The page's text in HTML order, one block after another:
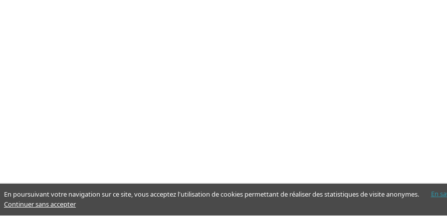
En poursuivant votre navigation sur ce site, vous acceptez l'utilisation de cookies permettant de réaliser des statistiques de visite anonymes. En
Continuer sans accepter